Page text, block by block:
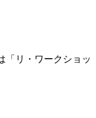
「リ・ワークショッ